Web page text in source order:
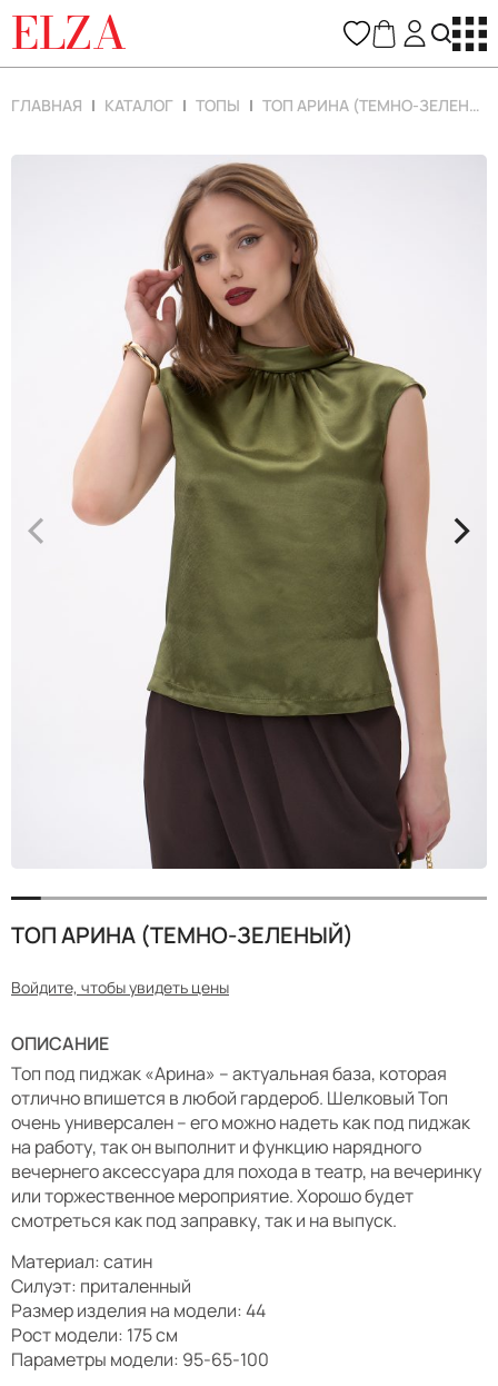
ELZA
ГЛАВНАЯ КАТАЛОГ ТОПЫ ТОП АРИНА (ТЕМНО-ЗЕЛЕНЫЙ)
< >
ТОП АРИНА (ТЕМНО-ЗЕЛЕНЫЙ)
Войдите, чтобы увидеть цены
ОПИСАНИЕ
Топ под пиджак «Арина» – актуальная база, которая
отлично впишется в любой гардероб. Шелковый Топ
очень универсален – его можно надеть как под пиджак
на работу, так он выполнит и функцию нарядного
вечернего аксессуара для похода в театр, на вечеринку
или торжественное мероприятие. Хорошо будет
смотреться как под заправку, так и на выпуск.
Материал: сатин
Силуэт: приталенный
Размер изделия на модели: 44
Рост модели: 175 см
Параметры модели: 95-65-100